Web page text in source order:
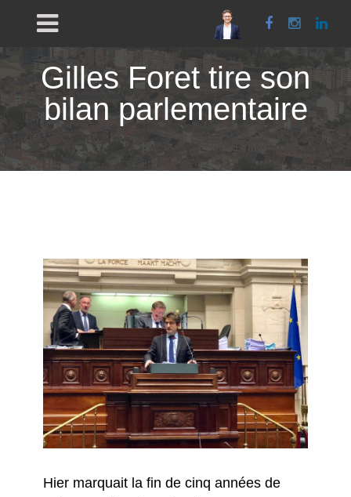
Gilles Foret tire son
bilan parlementaire
Hier marquait la fin de cinq années de